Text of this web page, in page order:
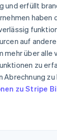
und erfüllt
haben
auf
mehr über alle
zu
zu
zu Stripe